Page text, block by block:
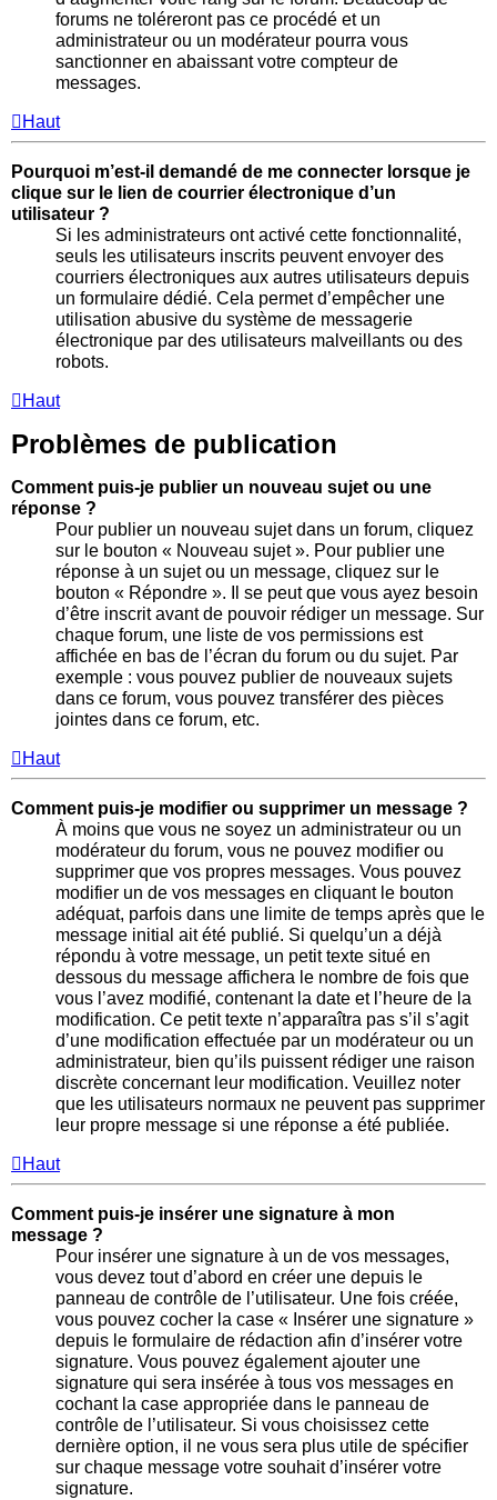
forums ne toléreront pas ce procédé et un
administrateur ou un modérateur pourra vous
sanctionner en abaissant votre compteur de
messages.
Haut
Pourquoi m’est-il demandé de me connecter lorsque je
clique sur le lien de courrier électronique d’un
utilisateur ?
Si les administrateurs ont activé cette fonctionnalité,
seuls les utilisateurs inscrits peuvent envoyer des
courriers électroniques aux autres utilisateurs depuis
un formulaire dédié. Cela permet d’empêcher une
utilisation abusive du système de messagerie
électronique par des utilisateurs malveillants ou des
robots.
Haut
Problèmes de publication
Comment puis-je publier un nouveau sujet ou une
réponse ?
Pour publier un nouveau sujet dans un forum, cliquez
sur le bouton « Nouveau sujet ». Pour publier une
réponse à un sujet ou un message, cliquez sur le
bouton « Répondre ». Il se peut que vous ayez besoin
d’être inscrit avant de pouvoir rédiger un message. Sur
chaque forum, une liste de vos permissions est
affichée en bas de l’écran du forum ou du sujet. Par
exemple : vous pouvez publier de nouveaux sujets
dans ce forum, vous pouvez transférer des pièces
jointes dans ce forum, etc.
Haut
Comment puis-je modifier ou supprimer un message ?
À moins que vous ne soyez un administrateur ou un
modérateur du forum, vous ne pouvez modifier ou
supprimer que vos propres messages. Vous pouvez
modifier un de vos messages en cliquant le bouton
adéquat, parfois dans une limite de temps après que le
message initial ait été publié. Si quelqu’un a déjà
répondu à votre message, un petit texte situé en
dessous du message affichera le nombre de fois que
vous l’avez modifié, contenant la date et l’heure de la
modification. Ce petit texte n’apparaîtra pas s’il s’agit
d’une modification effectuée par un modérateur ou un
administrateur, bien qu’ils puissent rédiger une raison
discrète concernant leur modification. Veuillez noter
que les utilisateurs normaux ne peuvent pas supprimer
leur propre message si une réponse a été publiée.
Haut
Comment puis-je insérer une signature à mon
message ?
Pour insérer une signature à un de vos messages,
vous devez tout d’abord en créer une depuis le
panneau de contrôle de l’utilisateur. Une fois créée,
vous pouvez cocher la case « Insérer une signature »
depuis le formulaire de rédaction afin d’insérer votre
signature. Vous pouvez également ajouter une
signature qui sera insérée à tous vos messages en
cochant la case appropriée dans le panneau de
contrôle de l’utilisateur. Si vous choisissez cette
dernière option, il ne vous sera plus utile de spécifier
sur chaque message votre souhait d’insérer votre
signature.